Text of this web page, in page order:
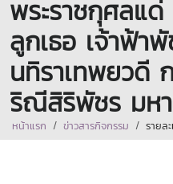
พระราชกุศลแด่
ลูกเธอ เจ้าฟ้า
นทิราเทพยวดี
ริณีสิริพัชร มหา
หน้าแรก ข่าวสารกิจกรรม รายล